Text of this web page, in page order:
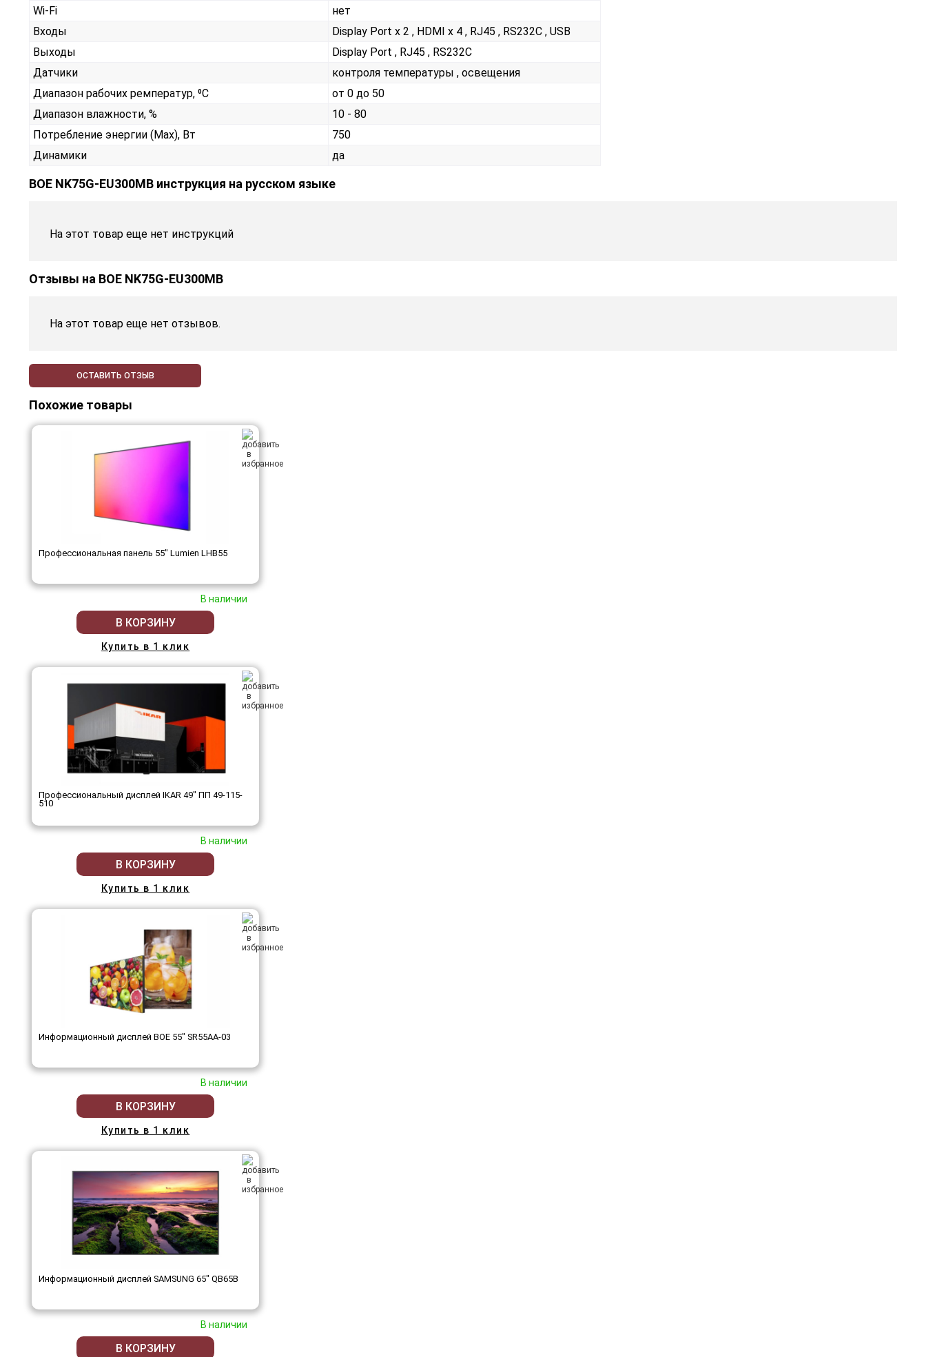
Wi-Fi
нет
Входы
Display Port x 2 , HDMI x 4 , RJ45 , RS232С , USB
Выходы
Display Port , RJ45 , RS232С
Датчики
контроля температуры , освещения
Диапазон рабочих ремператур, ⁰С
от 0 до 50
Диапазон влажности, %
10 - 80
Потребление энергии (Max), Вт
750
Динамики
да
BOE NK75G-EU300MB инструкция на русском языке
На этот товар еще нет инструкций
Отзывы на BOE NK75G-EU300MB
На этот товар еще нет отзывов.
ОСТАВИТЬ ОТЗЫВ
Похожие товары
Профессиональная панель 55" Lumien LHB55
В наличии
В КОРЗИНУ
Купить в 1 клик
Профессиональный дисплей IKAR 49" ПП 49-115-
510
В наличии
В КОРЗИНУ
Купить в 1 клик
Информационный дисплей BOE 55" SR55AA-03
В наличии
В КОРЗИНУ
Купить в 1 клик
Информационный дисплей SAMSUNG 65" QB65B
В наличии
В КОРЗИНУ